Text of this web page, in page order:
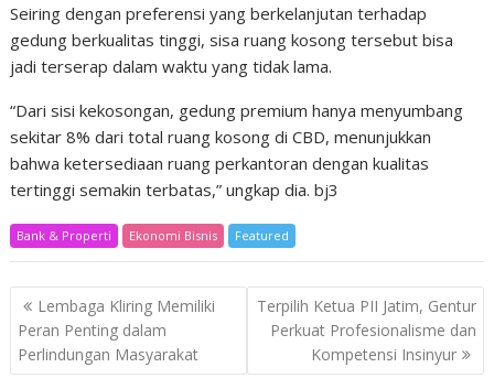
Seiring dengan preferensi yang berkelanjutan terhadap
gedung berkualitas tinggi, sisa ruang kosong tersebut bisa
jadi terserap dalam waktu yang tidak lama.
“Dari sisi kekosongan, gedung premium hanya menyumbang
sekitar 8% dari total ruang kosong di CBD, menunjukkan
bahwa ketersediaan ruang perkantoran dengan kualitas
tertinggi semakin terbatas,” ungkap dia. bj3
Bank & Properti Ekonomi Bisnis Featured
Post
navigation
Lembaga Kliring Memiliki
Peran Penting dalam
Perlindungan Masyarakat
Terpilih Ketua PII Jatim, Gentur
Perkuat Profesionalisme dan
Kompetensi Insinyur